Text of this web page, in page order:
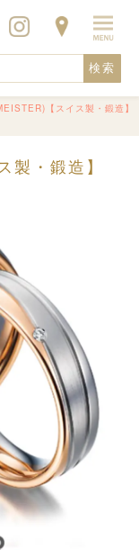
検索
【スイス製・鍛造】
・鍛造】